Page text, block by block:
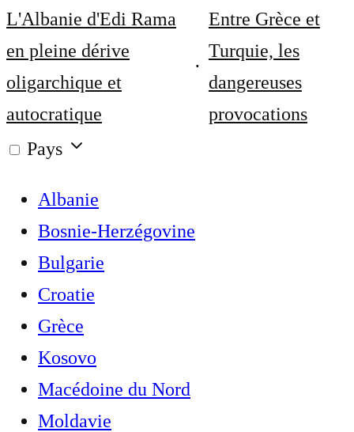
L'Albanie d'Edi Rama
en pleine dérive
oligarchique et
autocratique
Entre Grèce et
Turquie, les
dangereuses
provocations
Pays
Albanie
Bosnie-Herzégovine
Bulgarie
Croatie
Grèce
Kosovo
Macédoine du Nord
Moldavie